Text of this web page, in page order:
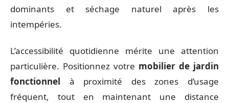
dominants et séchage naturel après les
intempéries.
L’accessibilité quotidienne mérite une attention
particulière. Positionnez votre mobilier de jardin
fonctionnel à proximité des zones d’usage
fréquent, tout en maintenant une distance